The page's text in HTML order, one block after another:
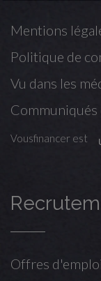
Mentions
Politique de
Vu dans les
Communiqués
Vousfinancer est
Offres d'emploi